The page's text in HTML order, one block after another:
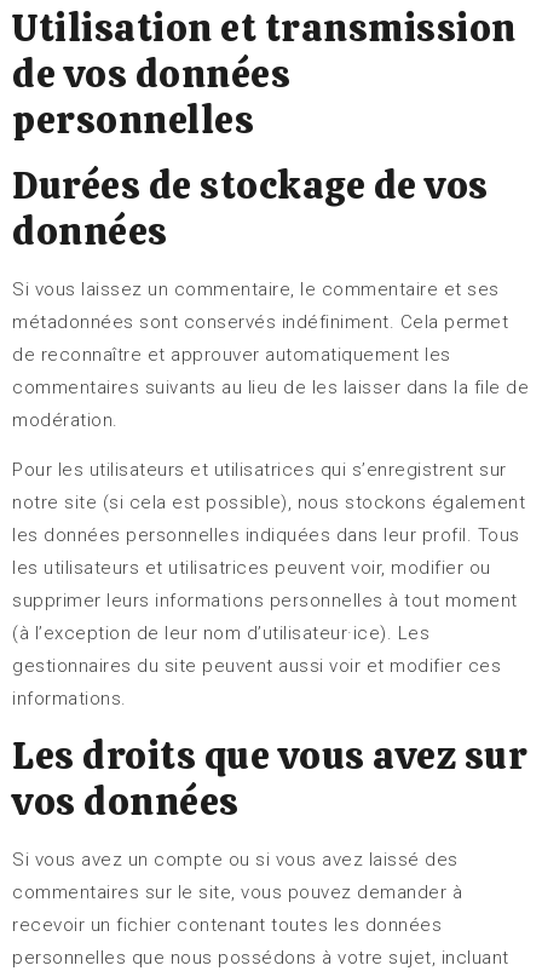
Utilisation et transmission
de vos données
personnelles
Durées de stockage de vos
données
Si vous laissez un commentaire, le commentaire et ses
métadonnées sont conservés indéfiniment. Cela permet
de reconnaître et approuver automatiquement les
commentaires suivants au lieu de les laisser dans la file de
modération.
Pour les utilisateurs et utilisatrices qui s’enregistrent sur
notre site (si cela est possible), nous stockons également
les données personnelles indiquées dans leur profil. Tous
les utilisateurs et utilisatrices peuvent voir, modifier ou
supprimer leurs informations personnelles à tout moment
(à l’exception de leur nom d’utilisateur·ice). Les
gestionnaires du site peuvent aussi voir et modifier ces
informations.
Les droits que vous avez sur
vos données
Si vous avez un compte ou si vous avez laissé des
commentaires sur le site, vous pouvez demander à
recevoir un fichier contenant toutes les données
personnelles que nous possédons à votre sujet, incluant